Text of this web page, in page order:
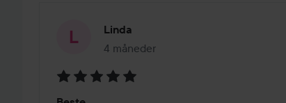
Linda
4 måneder
Innlegget ble opprettet 4 måneder